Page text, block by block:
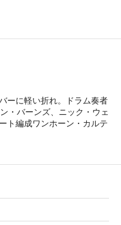
ーに軽い折れ。ドラム奏者
・バーンズ、ニック・ウェ
ト編成ワンホーン・カルテ